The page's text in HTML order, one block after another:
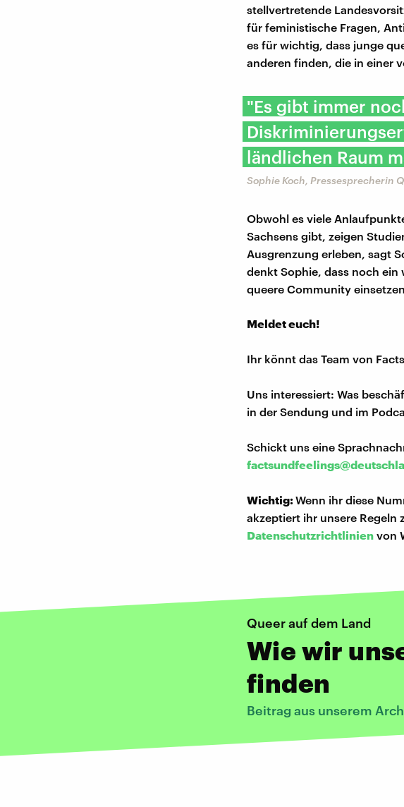
stellvertretende
für feministische Fragen,
es für wichtig, dass junge
anderen finden, die in einer
"Es gibt immer
ländlichen Raum
Sophie Koch, Pressesprecherin
Obwohl es viele
Sachsens gibt, zeigen
Ausgrenzung erleben, sagt
denkt Sophie, dass noch ein
queere Community
Meldet euch!
Ihr könnt das Team von
Uns interessiert: Was
in der Sendung und im
Schickt uns eine
Wichtig:Wenn ihr diese
akzeptiert ihr unsere Regeln
Datenschutzrichtlinien von
Queer auf dem Land
Wie wir
finden
Beitrag aus unserem